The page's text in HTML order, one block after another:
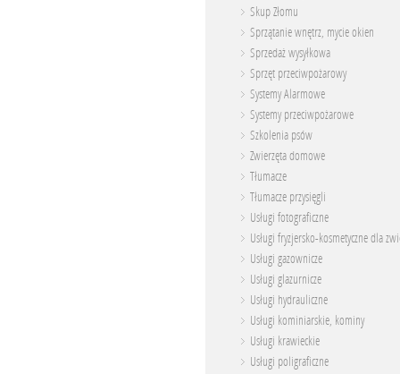
Skup Złomu
Sprzątanie wnętrz, mycie okien
Sprzedaż wysyłkowa
Sprzęt przeciwpożarowy
Systemy Alarmowe
Systemy przeciwpożarowe
Szkolenia psów
Zwierzęta domowe
Tłumacze
Tłumacze przysięgli
Usługi fotograficzne
Usługi fryzjersko-kosmetyczne dla
Usługi gazownicze
Usługi glazurnicze
Usługi hydrauliczne
Usługi kominiarskie, kominy
Usługi krawieckie
Usługi poligraficzne